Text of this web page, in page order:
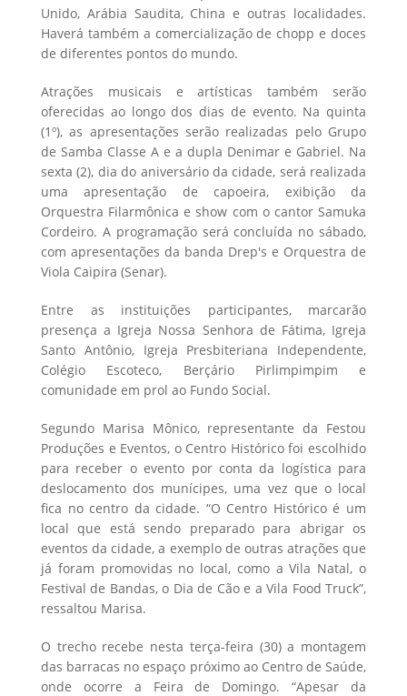
Unido, Arábia Saudita, China e outras localidades.
Haverá também a comercialização de chopp e doces
de diferentes pontos do mundo.
Atrações musicais e artísticas também serão
oferecidas ao longo dos dias de evento. Na quinta
(1º), as apresentações serão realizadas pelo Grupo
de Samba Classe A e a dupla Denimar e Gabriel. Na
sexta (2), dia do aniversário da cidade, será realizada
uma apresentação de capoeira, exibição da
Orquestra Filarmônica e show com o cantor Samuka
Cordeiro. A programação será concluída no sábado,
com apresentações da banda Drep's e Orquestra de
Viola Caipira (Senar).
Entre as instituições participantes, marcarão
presença a Igreja Nossa Senhora de Fátima, Igreja
Santo Antônio, Igreja Presbiteriana Independente,
Colégio Escoteco, Berçário Pirlimpimpim e
comunidade em prol ao Fundo Social.
Segundo Marisa Mônico, representante da Festou
Produções e Eventos, o Centro Histórico foi escolhido
para receber o evento por conta da logística para
deslocamento dos munícipes, uma vez que o local
fica no centro da cidade. “O Centro Histórico é um
local que está sendo preparado para abrigar os
eventos da cidade, a exemplo de outras atrações que
já foram promovidas no local, como a Vila Natal, o
Festival de Bandas, o Dia de Cão e a Vila Food Truck”,
ressaltou Marisa.
O trecho recebe nesta terça-feira (30) a montagem
das barracas no espaço próximo ao Centro de Saúde,
onde ocorre a Feira de Domingo. “Apesar da